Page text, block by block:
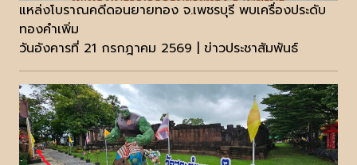
แหล่งโบราณคดีดอนยายทอง จ.เพชรบุรี พบเครื่องประดับ
ทองคำเพิ่ม
วันอังคารที่ 21 กรกฎาคม 2569 | ข่าวประชาสัมพันธ์